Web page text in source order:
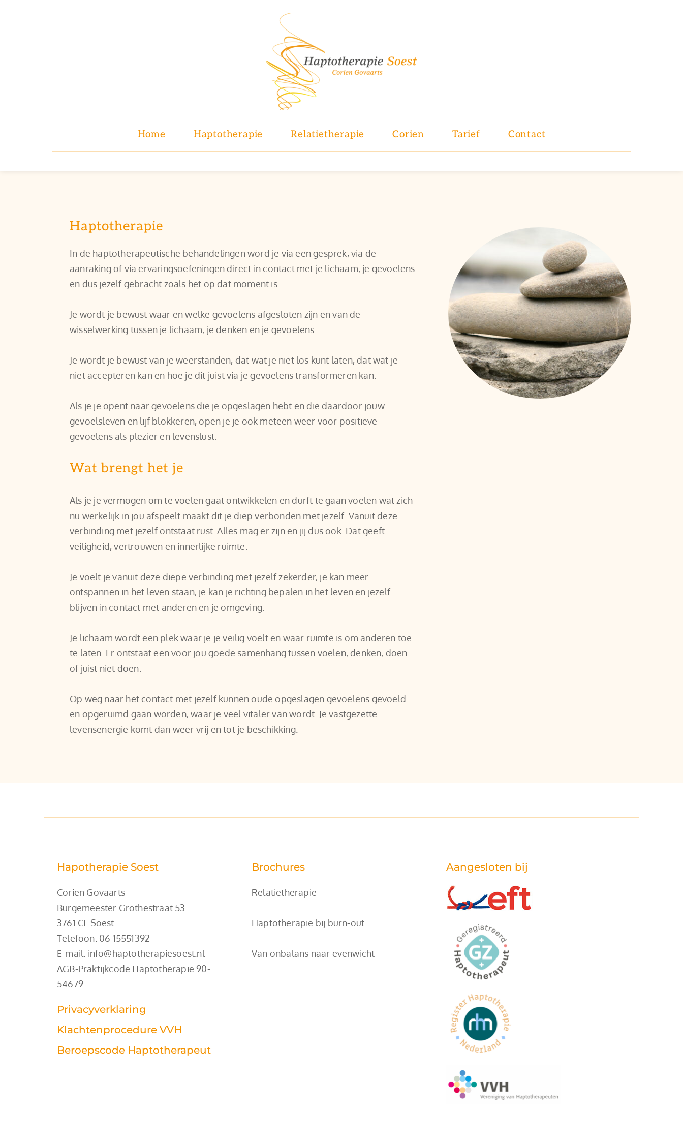
Home Haptotherapie Relatietherapie Corien Tarief Contact
Haptotherapie
In de haptotherapeutische behandelingen word je via een gesprek, via de
aanraking of via ervaringsoefeningen direct in contact met je lichaam, je gevoelens
en dus jezelf gebracht zoals het op dat moment is.
Je wordt je bewust waar en welke gevoelens afgesloten zijn en van de
wisselwerking tussen je lichaam, je denken en je gevoelens.
Je wordt je bewust van je weerstanden, dat wat je niet los kunt laten, dat wat je
niet accepteren kan en hoe je dit juist via je gevoelens transformeren kan.
Als je je opent naar gevoelens die je opgeslagen hebt en die daardoor jouw
gevoelsleven en lijf blokkeren, open je je ook meteen weer voor positieve
gevoelens als plezier en levenslust.
Wat brengt het je
Als je je vermogen om te voelen gaat ontwikkelen en durft te gaan voelen wat zich
nu werkelijk in jou afspeelt maakt dit je diep verbonden met jezelf. Vanuit deze
verbinding met jezelf ontstaat rust. Alles mag er zijn en jij dus ook. Dat geeft
veiligheid, vertrouwen en innerlijke ruimte.
Je voelt je vanuit deze diepe verbinding met jezelf zekerder, je kan meer
ontspannen in het leven staan, je kan je richting bepalen in het leven en jezelf
blijven in contact met anderen en je omgeving.
Je lichaam wordt een plek waar je je veilig voelt en waar ruimte is om anderen toe
te laten. Er ontstaat een voor jou goede samenhang tussen voelen, denken, doen
of juist niet doen.
Op weg naar het contact met jezelf kunnen oude opgeslagen gevoelens gevoeld
en opgeruimd gaan worden, waar je veel vitaler van wordt. Je vastgezette
levensenergie komt dan weer vrij en tot je beschikking.
Hapotherapie Soest
Corien Govaarts
Burgemeester Grothestraat 53
3761 CL Soest
Telefoon: 06 15551392
E-mail: info@haptotherapiesoest.nl
AGB-Praktijkcode Haptotherapie 90-
54679
Privacyverklaring
Klachtenprocedure VVH
Beroepscode Haptotherapeut
Brochures
Relatietherapie
Haptotherapie bij burn-out
Van onbalans naar evenwicht
Aangesloten bij